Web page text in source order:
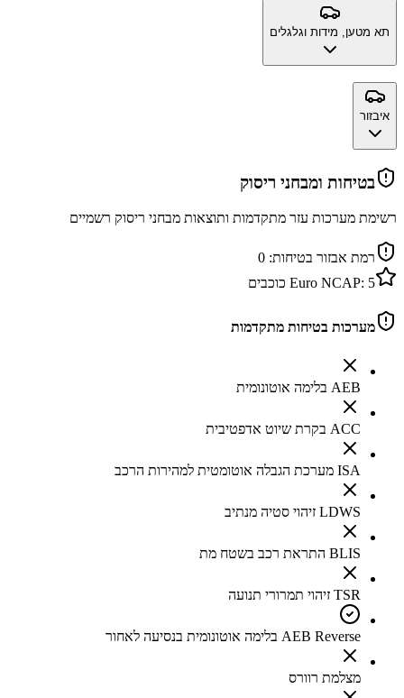
תא מטען, מידות וגלגלים
איבזור
בטיחות ומבחני ריסוק
רשימת מערכות עזר מתקדמות ותוצאות מבחני ריסוק רשמיים
רמת אבזור בטיחות: 0
Euro NCAP: 5 כוכבים
מערכות בטיחות מתקדמות
AEB בלימה אוטונומית
ACC בקרת שיוט אדפטיבית
ISA מערכת הגבלה אוטומטית למהירות הרכב
LDWS זיהוי סטיה מנתיב
BLIS התראת רכב בשטח מת
TSR זיהוי תמרורי תנועה
AEB Reverse בלימה אוטונומית בנסיעה לאחור
מצלמת רוורס